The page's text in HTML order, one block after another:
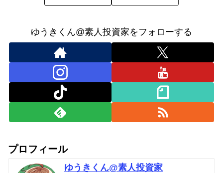
ゆうきくん@素人投資家をフォローする
プロフィール
ゆうきくん@素人投資家